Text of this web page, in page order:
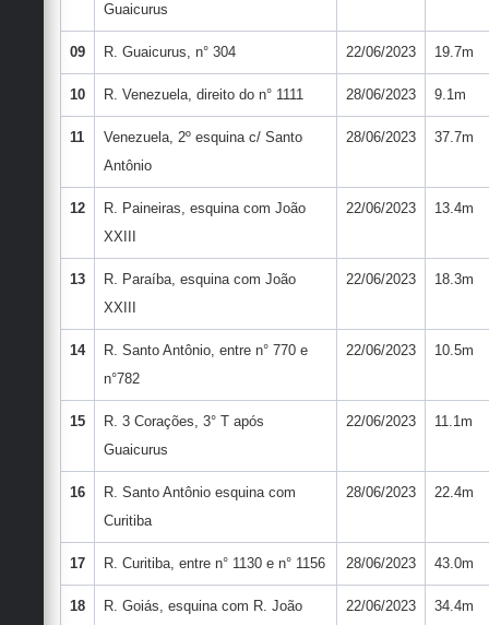
Guaicurus
09 R. Guaicurus, n° 304 22/06/2023 19.7m
10 R. Venezuela, direito do n° 1111 28/06/2023 9.1m
11
Venezuela, 2º esquina c/ Santo
Antônio
28/06/2023 37.7m
12
R. Paineiras, esquina com João
XXIII
22/06/2023 13.4m
13
R. Paraíba, esquina com João
XXIII
22/06/2023 18.3m
14
R. Santo Antônio, entre n° 770 e
n°782
22/06/2023 10.5m
15
R. 3 Corações, 3° T após
Guaicurus
22/06/2023 11.1m
16
R. Santo Antônio esquina com
Curitiba
28/06/2023 22.4m
17 R. Curitiba, entre n° 1130 e n° 1156 28/06/2023 43.0m
18
R. Goiás, esquina com R. João
22/06/2023 34.4m